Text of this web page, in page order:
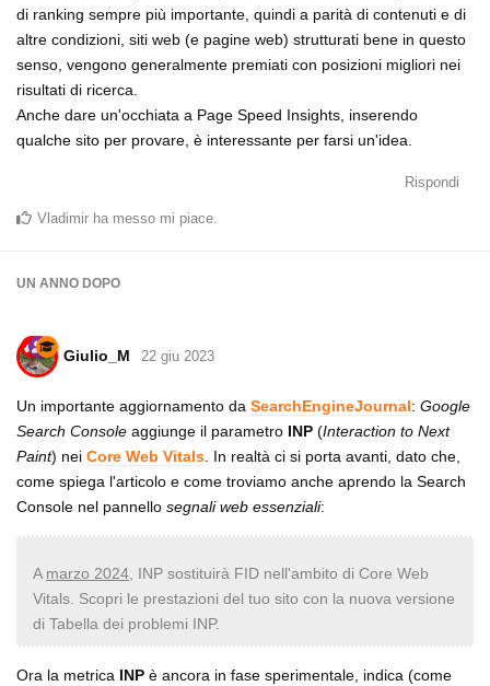
di ranking sempre più importante, quindi a parità di contenuti e di
altre condizioni, siti web (e pagine web) strutturati bene in questo
senso, vengono generalmente premiati con posizioni migliori nei
risultati di ricerca.
Anche dare un'occhiata a Page Speed Insights, inserendo
qualche sito per provare, è interessante per farsi un'idea.
Rispondi
Vladimir ha messo mi piace.
UN ANNO DOPO
Giulio_M 22 giu 2023
Un importante aggiornamento da SearchEngineJournal: Google
Search Console aggiunge il parametro INP (Interaction to Next
Paint) nei Core Web Vitals. In realtà ci si porta avanti, dato che,
come spiega l'articolo e come troviamo anche aprendo la Search
Console nel pannello segnali web essenziali:
A marzo 2024, INP sostituirà FID nell'ambito di Core Web
Vitals. Scopri le prestazioni del tuo sito con la nuova versione
di Tabella dei problemi INP.
Ora la metrica INP è ancora in fase sperimentale, indica (come